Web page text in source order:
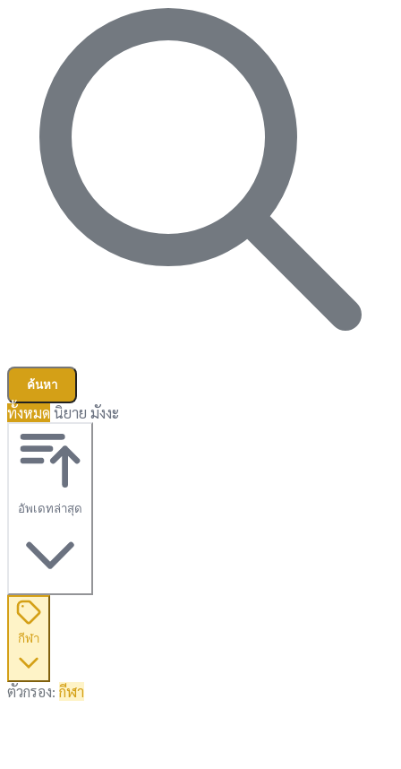
ค้นหา
ทั้งหมด นิยาย มังงะ
อัพเดทล่าสุด
กีฬา
ตัวกรอง: กีฬา